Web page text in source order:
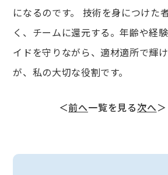
になるのです。 技術を身につけた
く、チームに還元する。年齢や経
イドを守りながら、適材適所で輝
が、私の大切な役割です。
＜前へ一覧を見る次へ＞